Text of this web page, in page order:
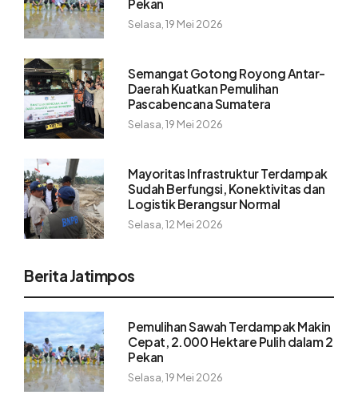
Pekan
Selasa, 19 Mei 2026
Semangat Gotong Royong Antar-
Daerah Kuatkan Pemulihan
Pascabencana Sumatera
Selasa, 19 Mei 2026
Mayoritas Infrastruktur Terdampak
Sudah Berfungsi, Konektivitas dan
Logistik Berangsur Normal
Selasa, 12 Mei 2026
Berita Jatimpos
Pemulihan Sawah Terdampak Makin
Cepat, 2.000 Hektare Pulih dalam 2
Pekan
Selasa, 19 Mei 2026